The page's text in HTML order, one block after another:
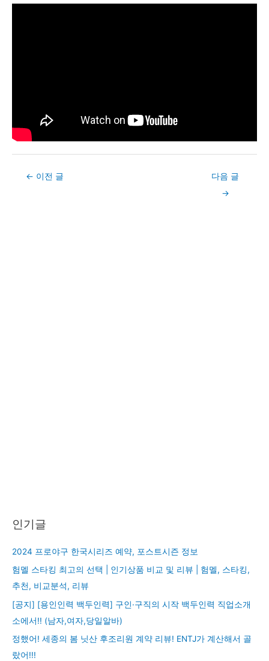
Post← 이전 글
다음 글
→
인기글
2024 프로야구 한국시리즈 예약, 포스트시즌 정보
험멜 스타킹 최고의 선택 | 인기상품 비교 및 리뷰 | 험멜, 스타킹,
추천, 비교분석, 리뷰
[공지] [용인인력 백두인력] 구인·구직의 시작 백두인력 직업소개
소에서!! (남자,여자,당일알바)
정했어! 세종의 봄 닛산 후조리원 계약 리뷰! ENTJ가 계산해서 골
랐어!!!